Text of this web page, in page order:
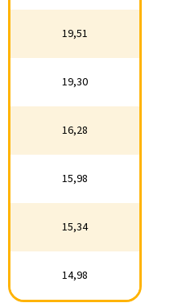
20,16
19,51
19,30
16,28
15,98
19,51
19,30
16,28
15,98
15,34
14,98